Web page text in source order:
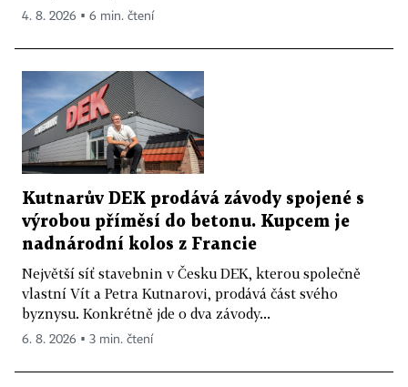
4. 8. 2026 ▪ 6 min. čtení
Kutnarův DEK prodává závody spojené s
výrobou příměsí do betonu. Kupcem je
nadnárodní kolos z Francie
Největší síť stavebnin v Česku DEK, kterou společně
vlastní Vít a Petra Kutnarovi, prodává část svého
byznysu. Konkrétně jde o dva závody...
6. 8. 2026 ▪ 3 min. čtení